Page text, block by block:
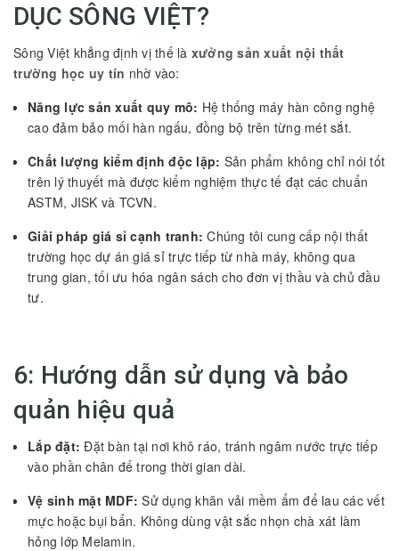
DỤC SÔNG VIỆT?
Sông Việt khẳng định vị thế là xưởng sản xuất nội thất
trường học uy tín nhờ vào:
Năng lực sản xuất quy mô: Hệ thống máy hàn công nghệ
cao đảm bảo mối hàn ngấu, đồng bộ trên từng mét sắt.
Chất lượng kiểm định độc lập: Sản phẩm không chỉ nói tốt
trên lý thuyết mà được kiểm nghiệm thực tế đạt các chuẩn
ASTM, JISK và TCVN.
Giải pháp giá sỉ cạnh tranh: Chúng tôi cung cấp nội thất
trường học dự án giá sỉ trực tiếp từ nhà máy, không qua
trung gian, tối ưu hóa ngân sách cho đơn vị thầu và chủ đầu
tư.
6: Hướng dẫn sử dụng và bảo
quản hiệu quả
Lắp đặt: Đặt bàn tại nơi khô ráo, tránh ngâm nước trực tiếp
vào phần chân đế trong thời gian dài.
Vệ sinh mặt MDF: Sử dụng khăn vải mềm ẩm để lau các vết
mực hoặc bụi bẩn. Không dùng vật sắc nhọn chà xát làm
hỏng lớp Melamin.